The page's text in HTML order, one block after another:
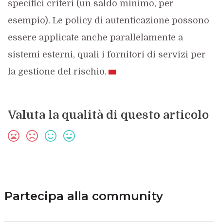
specifici criteri (un saldo minimo, per
esempio). Le policy di autenticazione possono
essere applicate anche parallelamente a
sistemi esterni, quali i fornitori di servizi per
la gestione del rischio.
Valuta la qualità di questo articolo
Partecipa alla community